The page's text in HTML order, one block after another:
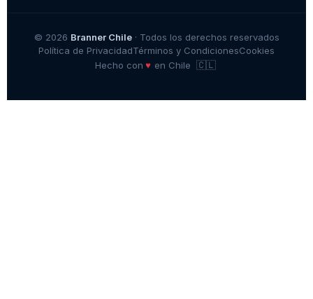
© 2026 Branner Chile· Todos los derechos reservados
Política de PrivacidadTérminos y CondicionesCookies
Hecho con ♥ en Chile 🇨🇱